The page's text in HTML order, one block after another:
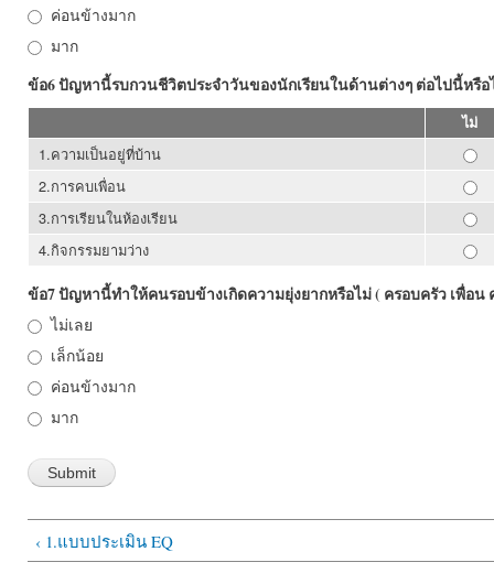
ค่อนข้างมาก
มาก
ข้อ6 ปัญหานี้รบกวนชีวิตประจำวันของนักเรียนในด้านต่างๆ ต่อไปนี้หรือ
ไม่
1.ความเป็นอยู่ที่บ้าน
1.ความ
2.การคบเพื่อน
2.การค
3.การเรียนในห้องเรียน
3.การเ
4.กิจกรรมยามว่าง
4.กิจกร
ข้อ7 ปัญหานี้ทำให้คนรอบข้างเกิดความยุ่งยากหรือไม่ ( ครอบครัว เพื่อน
ไม่เลย
เล็กน้อย
ค่อนข้างมาก
มาก
‹ 1.แบบประเมิน EQ